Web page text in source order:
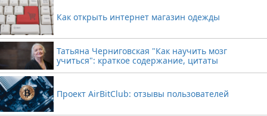
Как открыть интернет магазин одежды
Татьяна Черниговская "Как научить мозг
учиться": краткое содержание, цитаты
Проект AirBitClub: отзывы пользователей